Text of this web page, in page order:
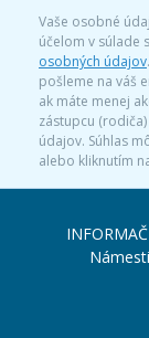
Vaše osobné
účelom v súlade
osobných údajov
pošleme na váš
ak máte menej
zástupcu
údajov. Súhlas
alebo kliknutím